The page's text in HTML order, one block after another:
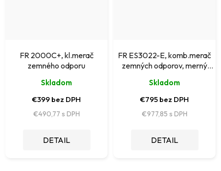
FR 2000C+, kl.merač
zemného odporu
Skladom
€399 bez DPH
€490,77
DETAIL
FR ES3022-E, komb.merač
zemných odporov, merný
Skladom
€795 bez DPH
€977,85
DETAIL